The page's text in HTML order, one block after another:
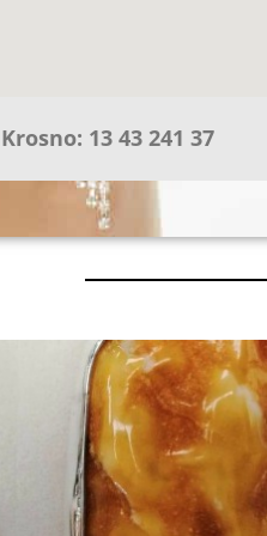
Krosno: 13 43 241 37